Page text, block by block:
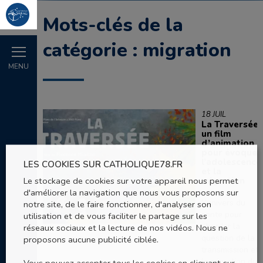
MENU
Mots-clés de la
catégorie : migration
18 JUIL
La Traversée,
un film
d’animation
migration
L’univers du
conte pour
aborder la
LES COOKIES SUR CATHOLIQUE78.FR
Le stockage de cookies sur votre appareil nous permet
d'améliorer la navigation que nous vous proposons sur
notre site, de le faire fonctionner, d'analyser son
utilisation et de vous faciliter le partage sur les
réseaux sociaux et la lecture de nos vidéos. Nous ne
proposons aucune publicité ciblée.